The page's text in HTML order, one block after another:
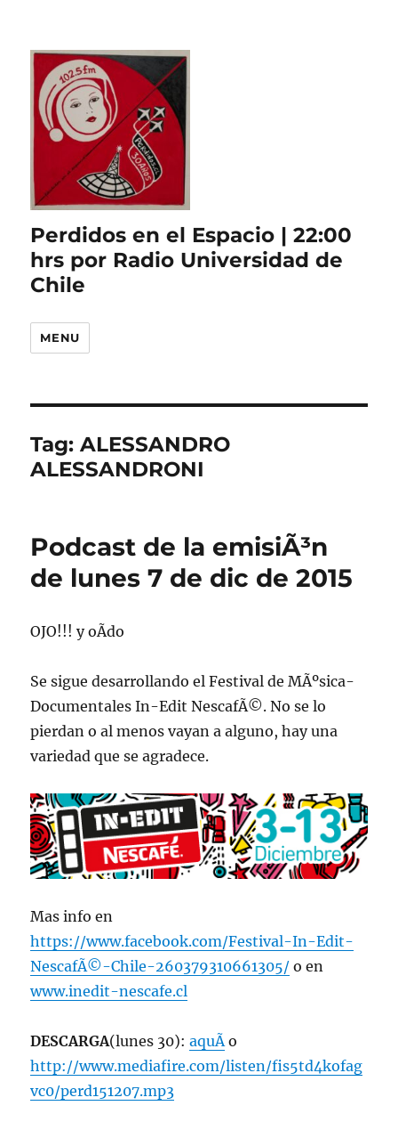
Perdidos en el Espacio | 22:00
hrs por Radio Universidad de
Chile
MENU
Tag:ALESSANDRO
ALESSANDRONI
Podcast de la emisiÃ³n
de lunes 7 de dic de 2015
OJO!!! y oÃ­do
Se sigue desarrollando el Festival de MÃºsica-
Documentales In-Edit NescafÃ©. No se lo
pierdan o al menos vayan a alguno, hay una
variedad que se agradece.
Mas info en
https://www.facebook.com/Festival-In-Edit-
NescafÃ©-Chile-260379310661305/ o en
www.inedit-nescafe.cl
DESCARGA(lunes 30):aquÃ­ o
http://www.mediafire.com/listen/fis5td4kofag
vc0/perd151207.mp3